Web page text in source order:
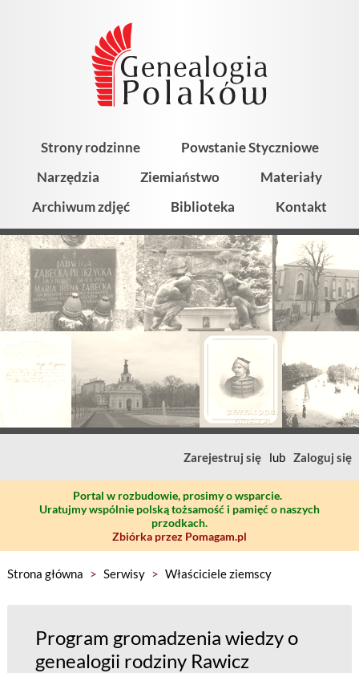
Strony rodzinne
Powstanie Styczniowe
Narzędzia
Ziemiaństwo
Materiały
Archiwum zdjęć
Biblioteka Kontakt
Zarejestruj się lub Zaloguj się
Portal w rozbudowie, prosimy o wsparcie.
Uratujmy wspólnie polską tożsamość i pamięć o naszych
przodkach.
Zbiórka przez Pomagam.pl
Strona główna > Serwisy > Właściciele ziemscy
Program gromadzenia wiedzy o
genealogii rodziny Rawicz